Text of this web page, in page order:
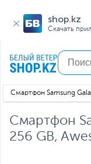
shop.kz
Скачать
Смартфон Samsung
Смартфон
256 GB,